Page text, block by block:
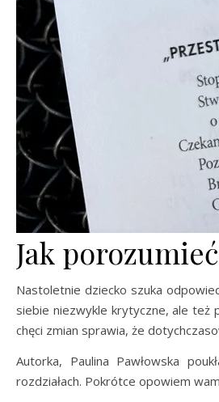
Jak
Nastoletnie dziecko szuka
siebie niezwykle krytyczne, ale też
chęci zmian sprawia, że
Autorka, Paulina Pawłowska
rozdziałach. Pokrótce opowiem